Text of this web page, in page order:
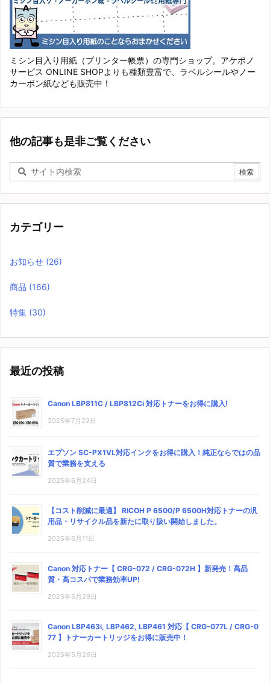
ミシン目入り用紙（プリンター帳票）の専門ショップ。アケボノ
サービス ONLINE SHOPよりも種類豊富で、ラベルシールやノー
カーボン紙なども販売中！
他の記事も是非ご覧ください
カテゴリー
お知らせ (26)
商品 (166)
特集 (30)
最近の投稿
Canon LBP811C / LBP812Ci 対応トナーをお得に購入!
2025年7月22日
エプソン SC-PX1VL対応インクをお得に購入！純正ならではの品
質で業務を支える
2025年6月24日
【コスト削減に最適】 RICOH P 6500/P 6500H対応トナーの汎
用品・リサイクル品を新たに取り扱い開始しました。
2025年6月11日
Canon 対応トナー【 CRG-072 / CRG-072H 】新発売！高品
質・高コスパで業務効率UP!
2025年5月29日
Canon LBP463i, LBP462, LBP461 対応【 CRG-077L / CRG-0
77 】トナーカートリッジをお得に販売中！
2025年5月26日